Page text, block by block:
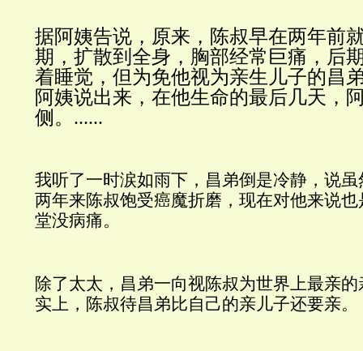
据阿姨告说，原来，陈叔早在两年前
期，扩散到全身，胸部经常巨痛，后
着睡觉，但为免他视为亲生儿子的昌
阿姨说出来，在他生命的最后几天，
侧。 ......
我听了一时涙如雨下，昌弟倒是冷静，说
两年来陈叔饱受癌魔折磨，现在对他来说
堂没病痛。
除了太太，昌弟一向视陈叔为世界上最亲
实上，陈叔待昌弟比自己的亲儿子还要亲。